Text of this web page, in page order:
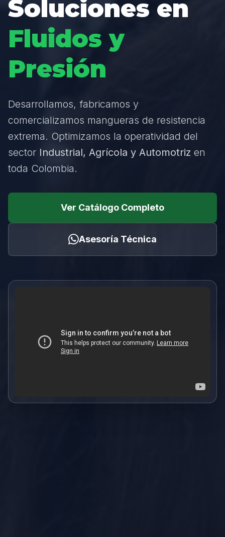
Soluciones en
Fluidos y
Presión
Desarrollamos, fabricamos y
comercializamos mangueras de resistencia
extrema. Optimizamos la operatividad del
sector Industrial, Agrícola y Automotriz en
toda Colombia.
Ver Catálogo Completo
Asesoría Técnica